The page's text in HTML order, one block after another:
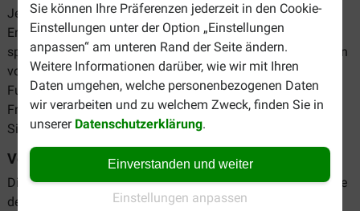
Sie können Ihre Präferenzen jederzeit in den Cookie-
Einstellungen unter der Option „Einstellungen
anpassen“ am unteren Rand der Seite ändern.
Weitere Informationen darüber, wie wir mit Ihren
Daten umgehen, welche personenbezogenen Daten
wir verarbeiten und zu welchem Zweck, finden Sie in
unserer Datenschutzerklärung.
Einverstanden und weiter
Einstellungen anpassen
Je nach Alter Ihres Hundes ändern sich seine
Ernährungsbedürfnisse. Eukanuba Hundefutter wurde
speziell für die unterschiedlichen Lebensphasen und Größen
von Hunden entwickelt. Auf diese Weise entspricht das
Futter perfekt den Bedürfnissen unserer vierbeinigen
Freunde. Aufgrund der Eigenschaften Ihres Hundes können
Sie so mühelos die richtige Variante auswählen.
Von groß bis klein, von jung bis alt
Die Rezeptur von Eukanuba ist speziell auf die Lebensphase
des Hundes abgestimmt. Es wird unterschieden zwischen